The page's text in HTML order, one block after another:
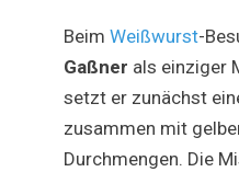
Beim Weißwurst-
Gaßner als einziger
setzt er zunächst
zusammen mit
Durchmengen. Die